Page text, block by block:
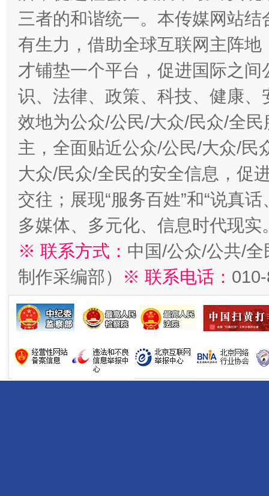
三者的和谐统一。本传媒网站
有生力，借助全球互联网主阵
才铺垫一个平台，促进国际之
识、法律、政策、科技、健康
效地为公众/公民/大众/民众/全
主，全面贴近公众/公民/大众/民
大众/民众/全民的安全信息，促
交往；展现“服务百姓”和“说真
多媒体、多元化、信息时代现实
※ 联系方式： 中国/公众/公共/
制作采编部）
※ 联系电话：